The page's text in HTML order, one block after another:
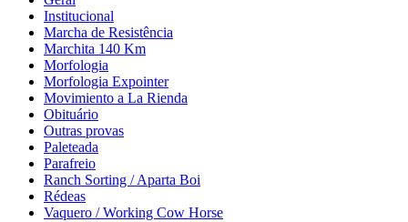
Institucional
Marcha de Resistência
Marchita 140 Km
Morfologia
Morfologia Expointer
Movimiento a La Rienda
Obituário
Outras provas
Paleteada
Parafreio
Ranch Sorting / Aparta Boi
Rédeas
Vaquero / Working Cow Horse